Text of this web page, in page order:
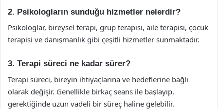
2. Psikologların sunduğu hizmetler nelerdir?
Psikologlar, bireysel terapi, grup terapisi, aile terapisi, çocuk
terapisi ve danışmanlık gibi çeşitli hizmetler sunmaktadır.
3. Terapi süreci ne kadar sürer?
Terapi süreci, bireyin ihtiyaçlarına ve hedeflerine bağlı
olarak değişir. Genellikle birkaç seans ile başlayıp,
gerektiğinde uzun vadeli bir süreç haline gelebilir.